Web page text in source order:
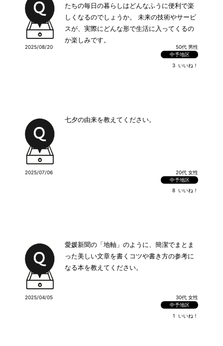
たちの毎日の暮らしはどんなふうに便利で楽
しくなるのでしょうか。 未来の技術やサービ
スが、実際にどんな形で生活に入ってくるの
か楽しみです。
2025/08/20
50代 男性
中予地区
3 いいね！
七夕の由来を教えてください。
2025/07/06
20代 女性
中予地区
8 いいね！
愛媛新聞の「地軸」のように、簡潔でまとま
った美しい文章を書くコツや書き方の参考に
なる本を教えてください。
2025/04/05
30代 女性
中予地区
1 いいね！